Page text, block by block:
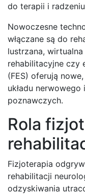
do terapii i
Nowoczesne
włączane są do
lustrzana,
rehabilitacyjne czy
(FES) oferują
układu
poznawczych.
Rola
Fizjoterapia
rehabilitacji
odzyskiwania